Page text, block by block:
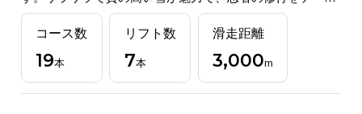
にしたキッズパークでは遊びながらウィンタースポーツに
必要なスキルを身に着けることができ、お子様のゲレンデ
デビューに最適です。
コース数
19本
リフト数
7本
滑走距離
3,000m